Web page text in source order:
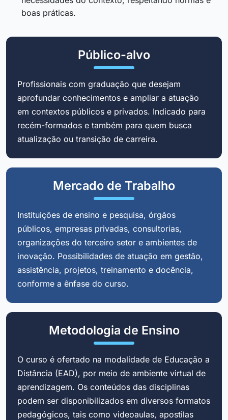
boas práticas.
Público-alvo
Profissionais com graduação que desejam
aprofundar conhecimentos e ampliar a atuação
em contextos públicos e privados. Indicado para
recém-formados e também para quem busca
atualização ou transição de carreira.
Mercado de Trabalho
Instituições de ensino e pesquisa, órgãos
públicos, empresas privadas, consultorias,
organizações do terceiro setor e ambientes de
inovação. Possibilidades de atuação em gestão,
assistência, projetos, treinamento e docência,
conforme a ênfase do curso.
Metodologia de Ensino
O curso é ofertado na modalidade de Educação a
Distância (EAD), por meio de ambiente virtual de
aprendizagem. Os conteúdos das disciplinas
podem ser disponibilizados em diversos formatos
pedagógicos, tais como videoaulas, apostilas